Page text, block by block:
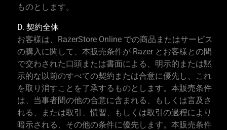
ものとします。
D. 契約全体
お客様は、RazerStore Online での商品またはサービス
の購入に関して、本販売条件が Razer とお客様との間
で交わされた口頭または書面による、明示的または黙
示的な以前のすべての契約または合意に優先し、これ
を取り消すことを了承するものとします。本販売条件
は、当事者間の他の合意に含まれる、もしくは言及さ
れる、または取引、慣習、もしくは取引の過程により
暗示される、その他の条件に優先します。本販売条件